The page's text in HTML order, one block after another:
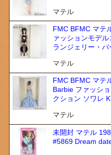
マテル
FMC BFMC マテ
ァッションモデ
ランジェリー・バ
マテル
FMC BFMC マテ
Barbie ファッシ
クション ソワレ
マテル
未開封 マテル
#5869 Dream date